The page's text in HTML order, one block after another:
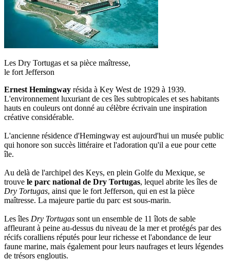
Les Dry Tortugas et sa pièce maîtresse,
le fort Jefferson
Ernest Hemingway résida à Key West de 1929 à 1939.
L'environnement luxuriant de ces îles subtropicales et ses habitants
hauts en couleurs ont donné au célèbre écrivain une inspiration
créative considérable.
L'ancienne résidence d'Hemingway est aujourd'hui un musée public
qui honore son succès littéraire et l'adoration qu'il a eue pour cette
île.
Au delà de l'archipel des Keys, en plein Golfe du Mexique, se
trouve le parc national de Dry Tortugas, lequel abrite les îles de
Dry Tortugas, ainsi que le fort Jefferson, qui en est la pièce
maîtresse. La majeure partie du parc est sous-marin.
Les îles Dry Tortugas sont un ensemble de 11 îlots de sable
affleurant à peine au-dessus du niveau de la mer et protégés par des
récifs coralliens réputés pour leur richesse et l'abondance de leur
faune marine, mais également pour leurs naufrages et leurs légendes
de trésors engloutis.